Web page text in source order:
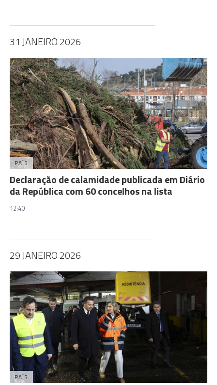
31 JANEIRO 2026
PAÍS
Declaração de calamidade publicada em Diário
da República com 60 concelhos na lista
12:40
29 JANEIRO 2026
PAÍS